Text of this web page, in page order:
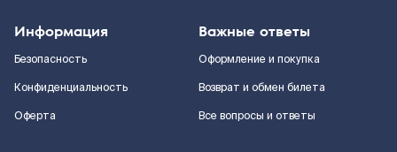
Информация
Безопасность
Конфиденциальность
Оферта
Важные ответы
Оформление и покупка
Возврат и обмен билета
Все вопросы и ответы